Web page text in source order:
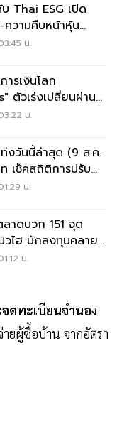
Thai ESG เปิด
วามคืบหน้าหุ้น
น.
ารเงินโลก
ตัวเร่งเปลี่ยนผ่าน
น.
งวันนี้ล่าสุด (9 ส.ค.
เช็คสถิติการปรับ
น.
าดบวก 151 จุด
วไฮ นักลงทุนคลาย
กเบี้ย
น.
ดทะเบียนจำนอง
ายผู้ซื้อบ้าน จากอัตรา